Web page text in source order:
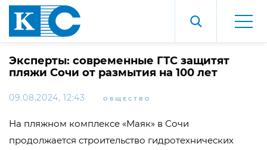
Эксперты: современные ГТС защитят
пляжи Сочи от размытия на 100 лет
09.08.2024, 12:43 ОБЩЕСТВО
На пляжном комплексе «Маяк» в Сочи
продолжается строительство гидротехнических